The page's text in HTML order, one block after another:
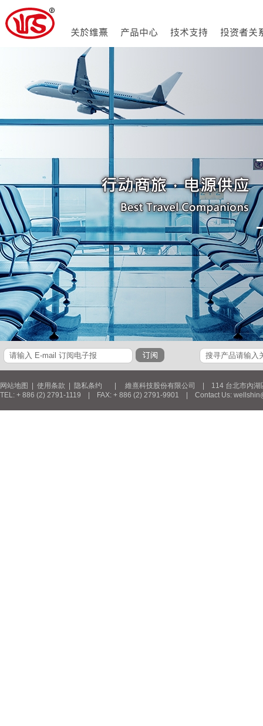
网站地图 使用条款 隐私条约 | 維熹科技股份有限公司 | 114 台北市內湖區
TEL: + 886 (2) 2791-1119 | FAX: + 886 (2) 2791-9901 | Contact Us: